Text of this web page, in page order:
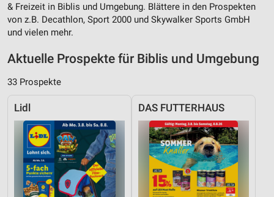
& Freizeit in Biblis und Umgebung. Blättere in den Prospekten
von z.B. Decathlon, Sport 2000 und Skywalker Sports GmbH
und vielen mehr.
Aktuelle Prospekte für Biblis und Umgebung
33 Prospekte
Lidl DAS FUTTERHAUS